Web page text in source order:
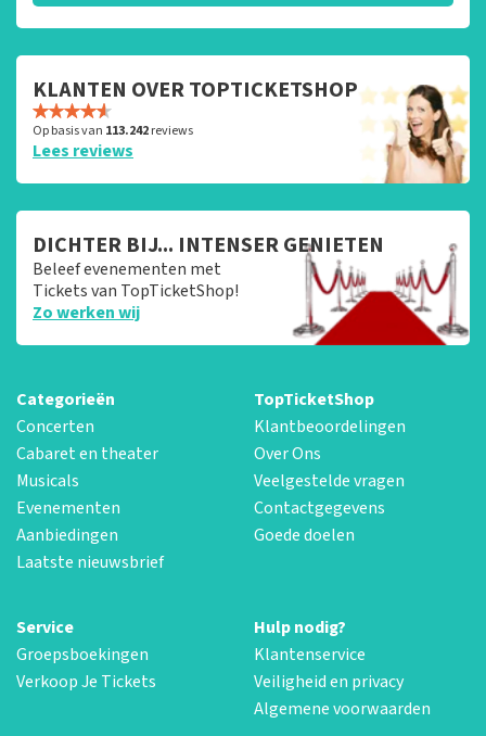
KLANTEN OVER TOPTICKETSHOP
Op basis van 113.242reviews
Lees reviews
DICHTER BIJ... INTENSER GENIETEN
Beleef evenementen met
Tickets van TopTicketShop!
Zo werken wij
Categorieën
Concerten
Cabaret en theater
Musicals
Evenementen
Aanbiedingen
Laatste nieuwsbrief
TopTicketShop
Klantbeoordelingen
Over Ons
Veelgestelde vragen
Contactgegevens
Goede doelen
Service
Groepsboekingen
Verkoop Je Tickets
Hulp nodig?
Klantenservice
Veiligheid en privacy
Algemene voorwaarden